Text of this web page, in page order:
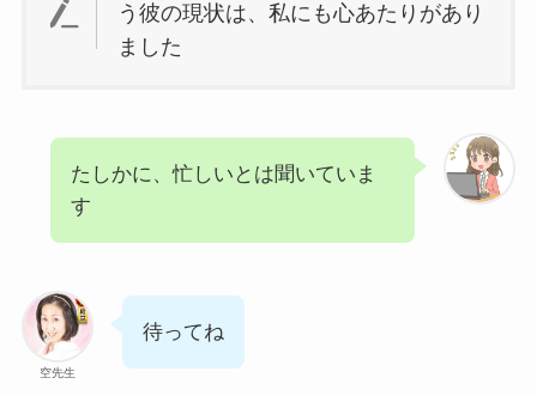
う彼の現状は、私にも心あたりがあり
ました
たしかに、忙しいとは聞いていま
す
空先生
待ってね